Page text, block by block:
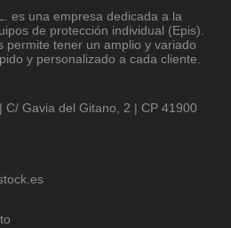
. es una empresa dedicada a la
de protección individual (Epis).
permite tener un amplio y variado
y personalizado a cada cliente.
C/ Gavia del Gitano, 2 | CP 41900